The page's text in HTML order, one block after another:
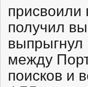
присвоили
получил
выпрыгнул
между
поисков и